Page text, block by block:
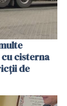
cisterna
de